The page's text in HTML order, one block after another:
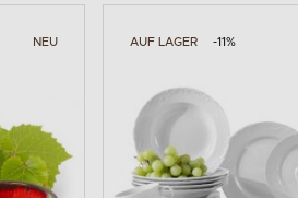
NEU AUF LAGER -11%